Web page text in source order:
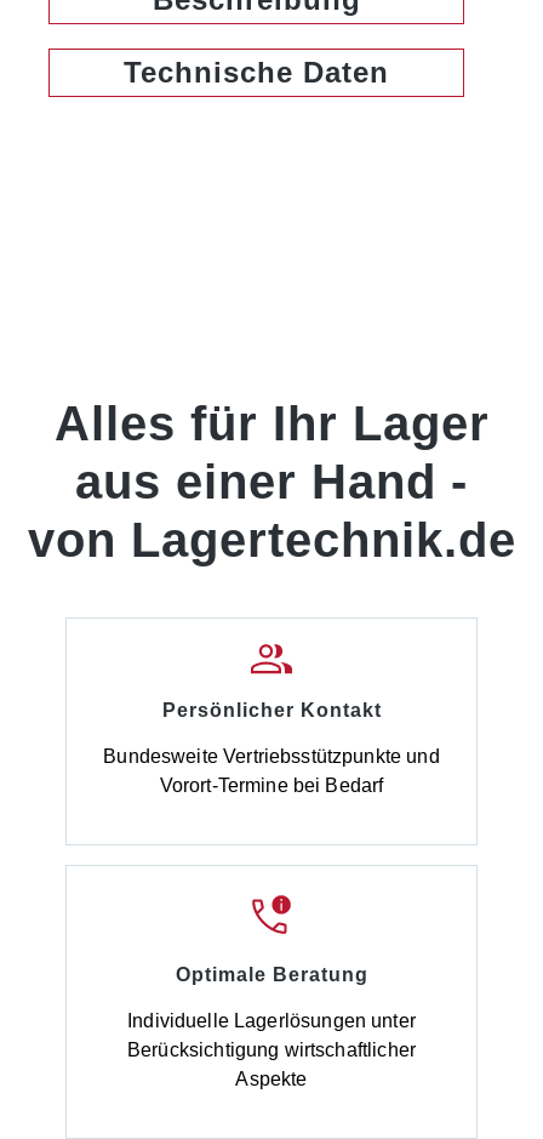
Technische Daten
Alles für Ihr Lager
aus einer Hand -
von Lagertechnik.de
Persönlicher Kontakt
Bundesweite Vertriebsstützpunkte und
Vorort-Termine bei Bedarf
Optimale Beratung
Individuelle Lagerlösungen unter
Berücksichtigung wirtschaftlicher
Aspekte